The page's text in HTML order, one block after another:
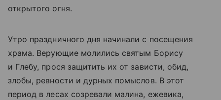
открытого огня.
Утро праздничного дня начинали с посещения
храма. Верующие молились святым Борису
и Глебу, прося защитить их от зависти, обид,
злобы, ревности и дурных помыслов. В этот
период в лесах созревали малина, ежевика,